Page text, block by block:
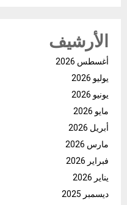
الأرشيف
أغسطس 2026
يوليو 2026
يونيو 2026
مايو 2026
أبريل 2026
مارس 2026
فبراير 2026
يناير 2026
ديسمبر 2025